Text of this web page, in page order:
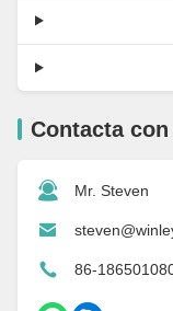
Contacta
Mr. Steven
86-